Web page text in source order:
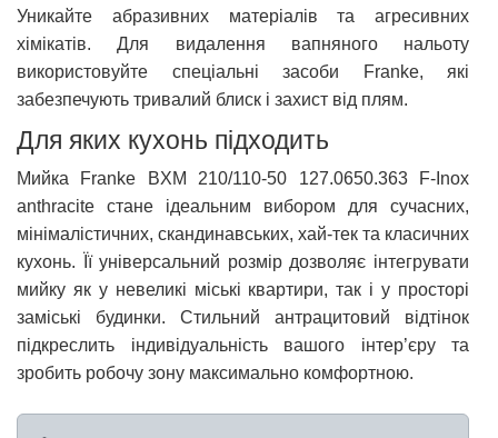
Уникайте абразивних матеріалів та агресивних
хімікатів. Для видалення вапняного нальоту
використовуйте спеціальні засоби Franke, які
забезпечують тривалий блиск і захист від плям.
Для яких кухонь підходить
Мийка Franke BXM 210/110-50 127.0650.363 F-Inox
anthracite стане ідеальним вибором для сучасних,
мінімалістичних, скандинавських, хай-тек та класичних
кухонь. Її універсальний розмір дозволяє інтегрувати
мийку як у невеликі міські квартири, так і у просторі
заміські будинки. Стильний антрацитовий відтінок
підкреслить індивідуальність вашого інтер’єру та
зробить робочу зону максимально комфортною.